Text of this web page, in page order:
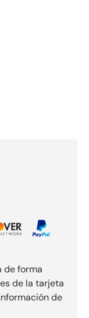
de forma
de la tarjeta
de